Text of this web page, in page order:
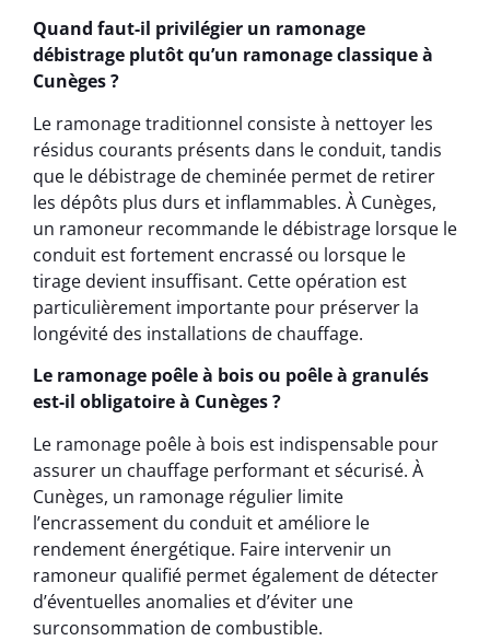
Quand faut-il privilégier un ramonage
débistrage plutôt qu’un ramonage classique à
Cunèges ?
Le ramonage traditionnel consiste à nettoyer les
résidus courants présents dans le conduit, tandis
que le débistrage de cheminée permet de retirer
les dépôts plus durs et inflammables. À Cunèges,
un ramoneur recommande le débistrage lorsque le
conduit est fortement encrassé ou lorsque le
tirage devient insuffisant. Cette opération est
particulièrement importante pour préserver la
longévité des installations de chauffage.
Le ramonage poêle à bois ou poêle à granulés
est-il obligatoire à Cunèges ?
Le ramonage poêle à bois est indispensable pour
assurer un chauffage performant et sécurisé. À
Cunèges, un ramonage régulier limite
l’encrassement du conduit et améliore le
rendement énergétique. Faire intervenir un
ramoneur qualifié permet également de détecter
d’éventuelles anomalies et d’éviter une
surconsommation de combustible.